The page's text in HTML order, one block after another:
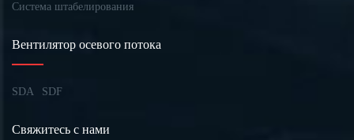
Система штабелирования
Вентилятор осевого потока
SDA SDF
Свяжитесь с нами